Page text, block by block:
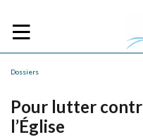
Dossiers
Pour lutter
l’Église